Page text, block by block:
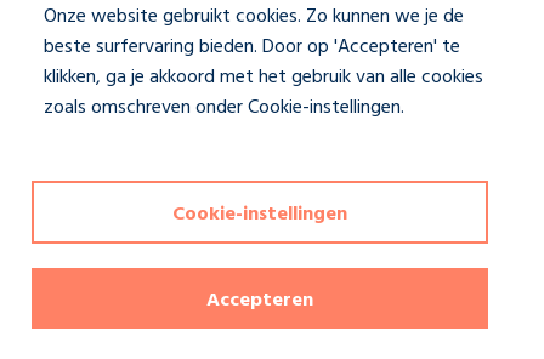
Disclaimer & Privacybeleid | Cookie-instellingen
Deze website wordt beschermd door reCAPTCHA en het
privacybeleiden deservicevoorwaardenvan Google zijn van
Onze website gebruikt cookies. Zo kunnen we je de
beste surfervaring bieden. Door op 'Accepteren' te
klikken, ga je akkoord met het gebruik van alle cookies
zoals omschreven onder Cookie-instellingen.
Cookie-instellingen
Accepteren